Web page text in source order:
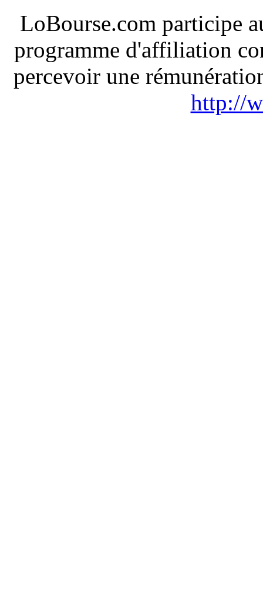
LoBourse.com participe
programme d'affiliation
percevoir une
http://